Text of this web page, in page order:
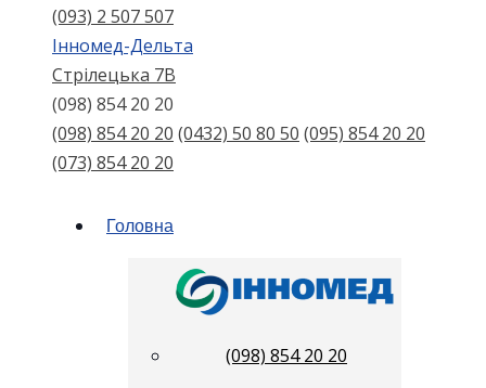
(093) 2 507 507
Інномед-Дельта
Стрілецька 7В
(098) 854 20 20
(098) 854 20 20 (0432) 50 80 50 (095) 854 20 20
(073) 854 20 20
Головна
(098) 854 20 20